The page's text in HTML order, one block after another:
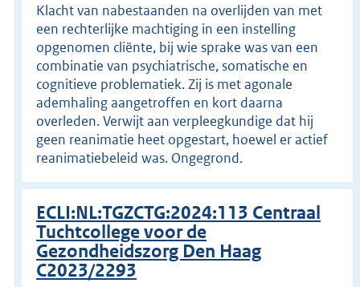
Klacht van nabestaanden na overlijden van met
een rechterlijke machtiging in een instelling
opgenomen cliënte, bij wie sprake was van een
combinatie van psychiatrische, somatische en
cognitieve problematiek. Zij is met agonale
ademhaling aangetroffen en kort daarna
overleden. Verwijt aan verpleegkundige dat hij
geen reanimatie heet opgestart, hoewel er actief
reanimatiebeleid was. Ongegrond.
ECLI:NL:TGZCTG:2024:113 Centraal
Tuchtcollege voor de
Gezondheidszorg Den Haag
C2023/2293